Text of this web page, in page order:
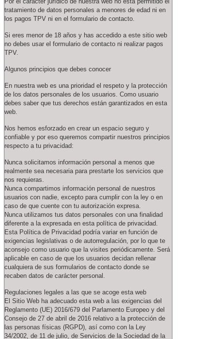
tratamiento de datos personales a menores de edad ni en
los pagos TPV ni en el formulario de contacto.
Si eres menor de 18 años y has accedido a este sitio web
no debes usar el formulario de contacto ni realizar pagos
TPV.
Algunos principios que debes conocer
En nuestra web es una prioridad el respeto y la protección
de los datos personales de los usuarios. Como usuario
debes saber que tus derechos están garantizados en esta
web.
Nos hemos esforzado en crear un espacio seguro y
confiable y por eso queremos compartir nuestros principios
respecto a tu privacidad:
Nunca solicitamos información personal a menos que
realmente sea necesaria para prestarte los servicios que
nos requieras.
Nunca compartimos información personal de nuestros
usuarios con nadie, excepto para cumplir con la ley o en
caso de que cuente con tu autorización expresa.
Nunca utilizamos tus datos personales con una finalidad
diferente a la expresada en esta política de privacidad.
Esta Política de Privacidad podría variar en función de
exigencias legislativas o de autorregulación, por lo que te
aconsejo como usuario que la visites periódicamente. Será
aplicable en caso de que los usuarios decidan rellenar
cualquiera de sus formularios de contacto donde se
recaben datos de carácter personal.
Regulaciones legales a las que se acoge esta web
El Sitio Web ha adecuado esta web a las exigencias del
Reglamento (UE) 2016/679 del Parlamento Europeo y del
Consejo de 27 de abril de 2016 relativo a la protección de
las personas físicas (RGPD), así como con la Ley
34/2002, de 11 de julio, de Servicios de la Sociedad de la